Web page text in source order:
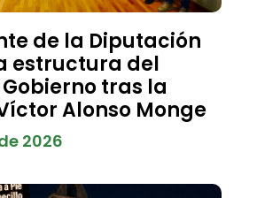
de la Diputación
estructura del
tras la
Alonso Monge
2026